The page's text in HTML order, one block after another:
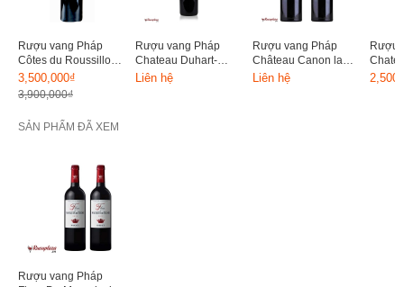
Rượu vang Pháp
Côtes du Roussillon
Chateau Rombeau
PHI 15%
3,500,000₫
3,900,000₫
Rượu vang Pháp
Chateau Duhart-
Milon Pauillac Grand
Liên hệ
Rượu vang Pháp
Château Canon la
Gaffelière Premier
Liên hệ
Rượu
750ml
SẢN PHẨM ĐÃ XEM
Rượu vang Pháp